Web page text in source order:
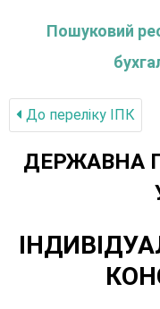
Пошуковий
До переліку IПК
ДЕРЖАВНА